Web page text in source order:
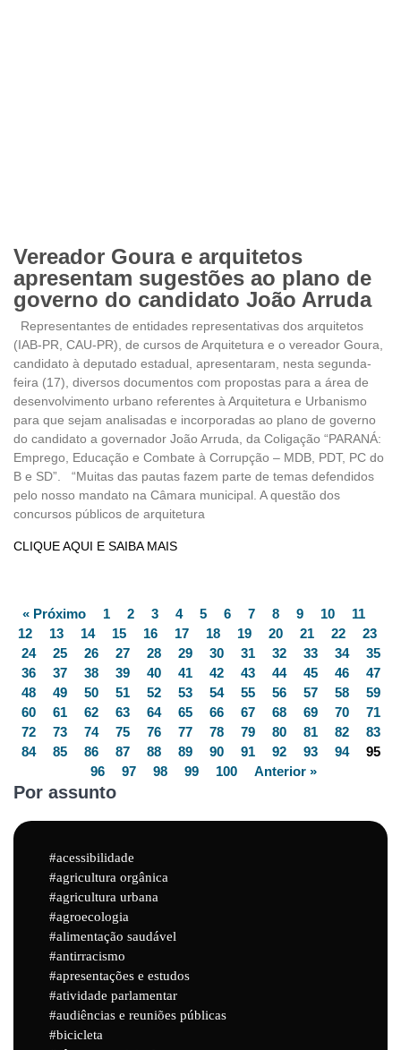
Vereador Goura e arquitetos
apresentam sugestões ao plano de
governo do candidato João Arruda
Representantes de entidades representativas dos arquitetos
(IAB-PR, CAU-PR), de cursos de Arquitetura e o vereador Goura,
candidato à deputado estadual, apresentaram, nesta segunda-
feira (17), diversos documentos com propostas para a área de
desenvolvimento urbano referentes à Arquitetura e Urbanismo
para que sejam analisadas e incorporadas ao plano de governo
do candidato a governador João Arruda, da Coligação “PARANÁ:
Emprego, Educação e Combate à Corrupção – MDB, PDT, PC do
B e SD”. “Muitas das pautas fazem parte de temas defendidos
pelo nosso mandato na Câmara municipal. A questão dos
concursos públicos de arquitetura
CLIQUE AQUI E SAIBA MAIS
« Próximo 1 2 3 4 5 6 7 8 9 10
11
12
13 14 15 16 17 18 19 20 21 22
23
24
25 26 27 28 29 30 31 32 33 34
35
36
37 38 39 40 41 42 43 44 45 46
47
48
49 50 51 52 53 54 55 56 57 58
59
60
61 62 63 64 65 66 67 68 69 70
71
72
73 74 75 76 77 78 79 80 81 82
83
84
85 86 87 88 89 90 91 92 93 94
95
96
97 98 99 100 Anterior »
Por assunto
acessibilidade
agricultura orgânica
agricultura urbana
agroecologia
alimentação saudável
antirracismo
apresentações e estudos
atividade parlamentar
audiências e reuniões públicas
bicicleta